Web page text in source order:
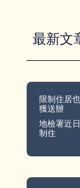
最新文
限制住居
獲送辦
地檢署近
制住